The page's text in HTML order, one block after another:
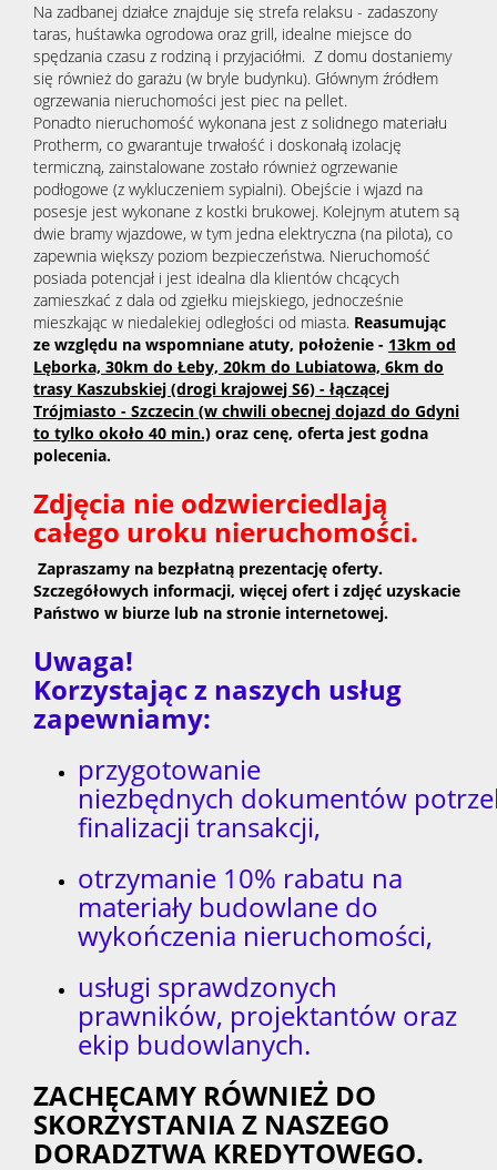
Na zadbanej działce znajduje się strefa relaksu - zadaszony
taras, huśtawka ogrodowa oraz grill, idealne miejsce do
spędzania czasu z rodziną i przyjaciółmi. Z domu dostaniemy
się również do garażu (w bryle budynku). Głównym źródłem
ogrzewania nieruchomości jest piec na pellet.
Ponadto nieruchomość wykonana jest z solidnego materiału
Protherm, co gwarantuje trwałość i doskonałą izolację
termiczną, zainstalowane zostało również ogrzewanie
podłogowe (z wykluczeniem sypialni). Obejście i wjazd na
posesje jest wykonane z kostki brukowej. Kolejnym atutem są
dwie bramy wjazdowe, w tym jedna elektryczna (na pilota), co
zapewnia większy poziom bezpieczeństwa. Nieruchomość
posiada potencjał i jest idealna dla klientów chcących
zamieszkać z dala od zgiełku miejskiego, jednocześnie
mieszkając w niedalekiej odległości od miasta. Reasumując
ze względu na wspomniane atuty, położenie - 13km od
Lęborka, 30km do Łeby, 20km do Lubiatowa, 6km do
trasy Kaszubskiej (drogi krajowej S6) - łączącej
Trójmiasto - Szczecin (w chwili obecnej dojazd do Gdyni
to tylko około 40 min.) oraz cenę, oferta jest godna
polecenia.
Zdjęcia nie odzwierciedlają
całego uroku nieruchomości.
Zapraszamy na bezpłatną prezentację oferty.
Szczegółowych informacji, więcej ofert i zdjęć uzyskacie
Państwo w biurze lub na stronie internetowej.
Uwaga!
Korzystając z naszych usług
zapewniamy:
przygotowanie
niezbędnych dokumentów
finalizacji transakcji,
otrzymanie 10% rabatu na
materiały budowlane do
wykończenia nieruchomości,
usługi sprawdzonych
prawników, projektantów oraz
ekip budowlanych.
ZACHĘCAMY RÓWNIEŻ DO
SKORZYSTANIA Z NASZEGO
DORADZTWA KREDYTOWEGO.